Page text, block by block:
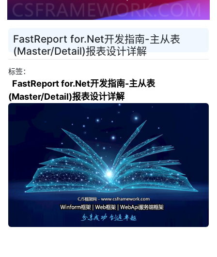
FastReport for.Net开发指南-主从表
(Master/Detail)报表设计详解
标签：
FastReport for.Net开发指南-主从表
(Master/Detail)报表设计详解